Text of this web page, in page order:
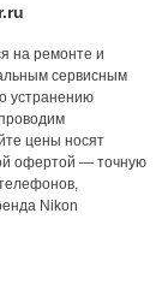
на ремонте и
сервисным
устранению
цены носят
офертой — точную
Nikon